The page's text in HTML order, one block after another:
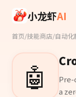
小龙虾AI
首页/技能商店/自动化
🤖
Pre-
a